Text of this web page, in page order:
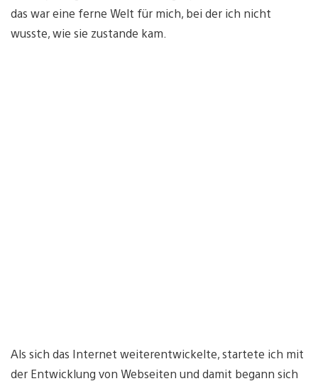
das war eine ferne Welt für mich, bei der ich nicht
wusste, wie sie zustande kam.
Als sich das Internet weiterentwickelte, startete ich mit
der Entwicklung von Webseiten und damit begann sich